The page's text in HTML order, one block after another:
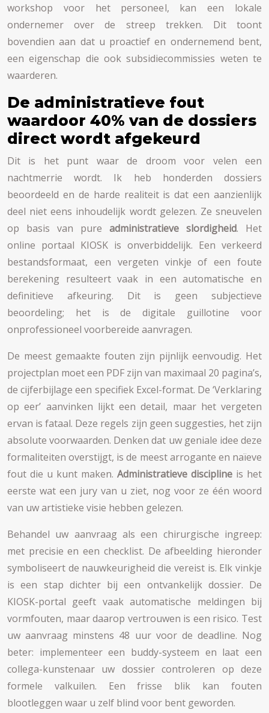
workshop voor het personeel, kan een lokale
ondernemer over de streep trekken. Dit toont
bovendien aan dat u proactief en ondernemend bent,
een eigenschap die ook subsidiecommissies weten te
waarderen.
De administratieve fout
waardoor 40% van de dossiers
direct wordt afgekeurd
Dit is het punt waar de droom voor velen een
nachtmerrie wordt. Ik heb honderden dossiers
beoordeeld en de harde realiteit is dat een aanzienlijk
deel niet eens inhoudelijk wordt gelezen. Ze sneuvelen
op basis van pure administratieve slordigheid. Het
online portaal KIOSK is onverbiddelijk. Een verkeerd
bestandsformaat, een vergeten vinkje of een foute
berekening resulteert vaak in een automatische en
definitieve afkeuring. Dit is geen subjectieve
beoordeling; het is de digitale guillotine voor
onprofessioneel voorbereide aanvragen.
De meest gemaakte fouten zijn pijnlijk eenvoudig. Het
projectplan moet een PDF zijn van maximaal 20 pagina’s,
de cijferbijlage een specifiek Excel-format. De ‘Verklaring
op eer’ aanvinken lijkt een detail, maar het vergeten
ervan is fataal. Deze regels zijn geen suggesties, het zijn
absolute voorwaarden. Denken dat uw geniale idee deze
formaliteiten overstijgt, is de meest arrogante en naïeve
fout die u kunt maken. Administratieve discipline is het
eerste wat een jury van u ziet, nog voor ze één woord
van uw artistieke visie hebben gelezen.
Behandel uw aanvraag als een chirurgische ingreep:
met precisie en een checklist. De afbeelding hieronder
symboliseert de nauwkeurigheid die vereist is. Elk vinkje
is een stap dichter bij een ontvankelijk dossier. De
KIOSK-portal geeft vaak automatische meldingen bij
vormfouten, maar daarop vertrouwen is een risico. Test
uw aanvraag minstens 48 uur voor de deadline. Nog
beter: implementeer een buddy-systeem en laat een
collega-kunstenaar uw dossier controleren op deze
formele valkuilen. Een frisse blik kan fouten
blootleggen waar u zelf blind voor bent geworden.